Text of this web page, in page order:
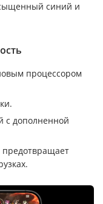
синий и
процессором
с дополненной